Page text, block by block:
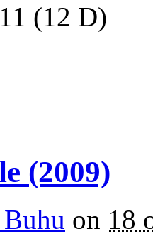
(12 D)
(2009)
on 18